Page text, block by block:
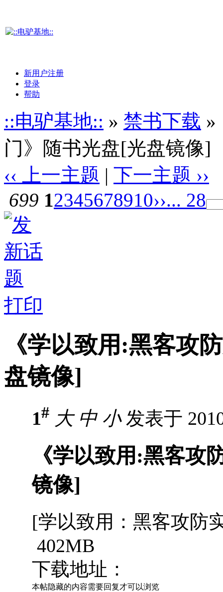
新用户注册
登录
帮助
::电驴基地:: » 禁书下载 »
门》随书光盘[光盘镜像]
‹‹ 上一主题 | 下一主题 ››
699 12345678910››... 28
打印
《学以致用:黑客攻
盘镜像]
1# 大 中 小发表于
《学以致用:黑客攻
镜像]
[学以致用：黑客攻防
402MB
下载地址：
本帖隐藏的内容需要回复才可以浏览